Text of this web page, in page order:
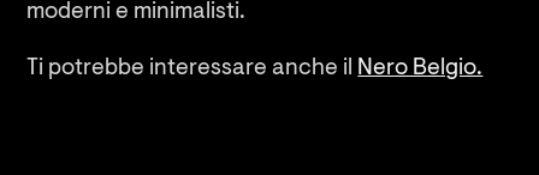
moderni e minimalisti.
Ti potrebbe interessare anche il Nero Belgio.